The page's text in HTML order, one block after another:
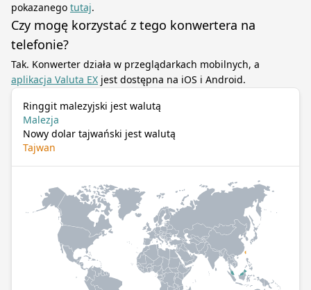
pokazanego tutaj.
Czy mogę korzystać z tego konwertera na
telefonie?
Tak. Konwerter działa w przeglądarkach mobilnych, a
aplikacja Valuta EX jest dostępna na iOS i Android.
Ringgit malezyjski jest walutą
Malezja
Nowy dolar tajwański jest walutą
Tajwan